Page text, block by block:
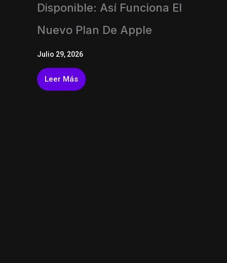
Disponible: Así Funciona El
Nuevo Plan De Apple
Julio 29, 2026
Leer Más